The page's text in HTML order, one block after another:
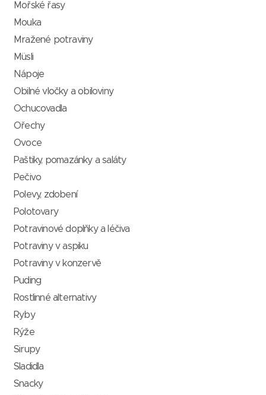
Mořské řasy
Mouka
Mražené potraviny
Müsli
Nápoje
Obilné vločky a obiloviny
Ochucovadla
Ořechy
Ovoce
Paštiky, pomazánky a saláty
Pečivo
Polevy, zdobení
Polotovary
Potravinové doplňky a léčiva
Potraviny v aspiku
Potraviny v konzervě
Puding
Rostlinné alternativy
Ryby
Rýže
Sirupy
Sladidla
Snacky